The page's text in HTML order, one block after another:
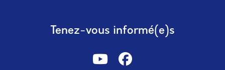
Tenez-vous informé(e)s